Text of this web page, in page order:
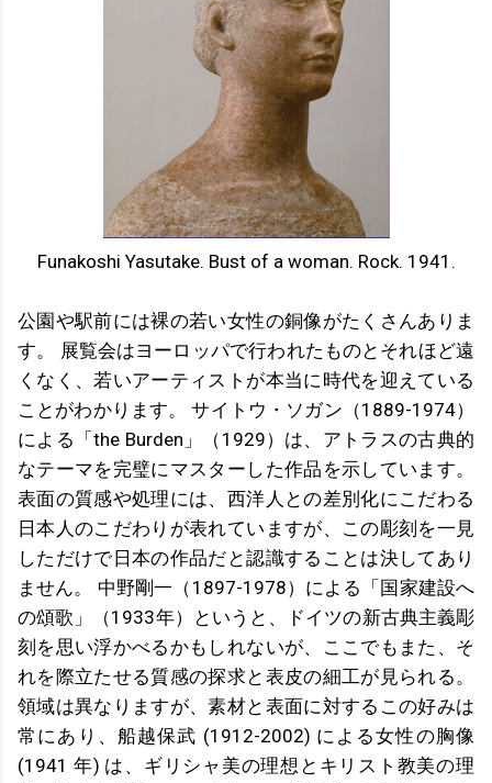
Funakoshi Yasutake. Bust of a woman. Rock. 1941.
公園や駅前には裸の若い女性の銅像がたくさんありま
す。 展覧会はヨーロッパで行われたものとそれほど遠
くなく、若いアーティストが本当に時代を迎えている
ことがわかります。 サイトウ・ソガン（1889-1974）
による「the Burden」（1929）は、アトラスの古典的
なテーマを完璧にマスターした作品を示しています。
表面の質感や処理には、西洋人との差別化にこだわる
日本人のこだわりが表れていますが、この彫刻を一見
しただけで日本の作品だと認識することは決してあり
ません。 中野剛一（1897-1978）による「国家建設へ
の頌歌」（1933年）というと、ドイツの新古典主義彫
刻を思い浮かべるかもしれないが、ここでもまた、そ
れを際立たせる質感の探求と表皮の細工が見られる。
領域は異なりますが、素材と表面に対するこの好みは
常にあり、船越保武 (1912-2002) による女性の胸像
(1941 年) は、ギリシャ美の理想とキリスト教美の理